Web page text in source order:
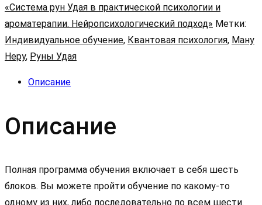
6.
Коммерческое
использование
рун
Принципы
консультаций
«Система рун Удая в практической психологии и
ароматерапии. Нейропсихологический подход» Метки:
Индивидуальное обучение, Квантовая психология, Ману
Неру, Руны Удая
Описание
Описание
Полная программа обучения включает в себя шесть
блоков. Вы можете пройти обучение по какому-то
одному из них, либо последовательно по всем шести.